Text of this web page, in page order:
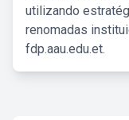
utilizando
renomadas
fdp.aau.edu.et.